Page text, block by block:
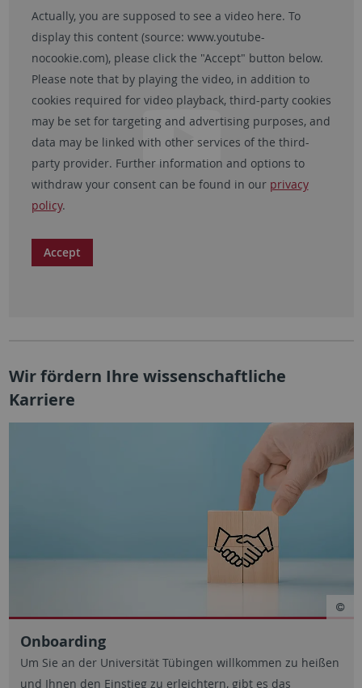
Actually, you are supposed to see a video here. To
display this content (source: www.youtube-
nocookie.com), please click the "Accept" button below.
Please note that by playing the video, in addition to
cookies required for video playback, third-party cookies
may be set for targeting and advertising purposes, and
data may be linked with other services of the third-
party provider. Further information and options to
withdraw your consent can be found in our privacy
policy.
Accept
Wir fördern Ihre wissenschaftliche
Karriere
Onboarding
Um Sie an der Universität Tübingen willkommen zu heißen
und Ihnen den Einstieg zu erleichtern, gibt es das